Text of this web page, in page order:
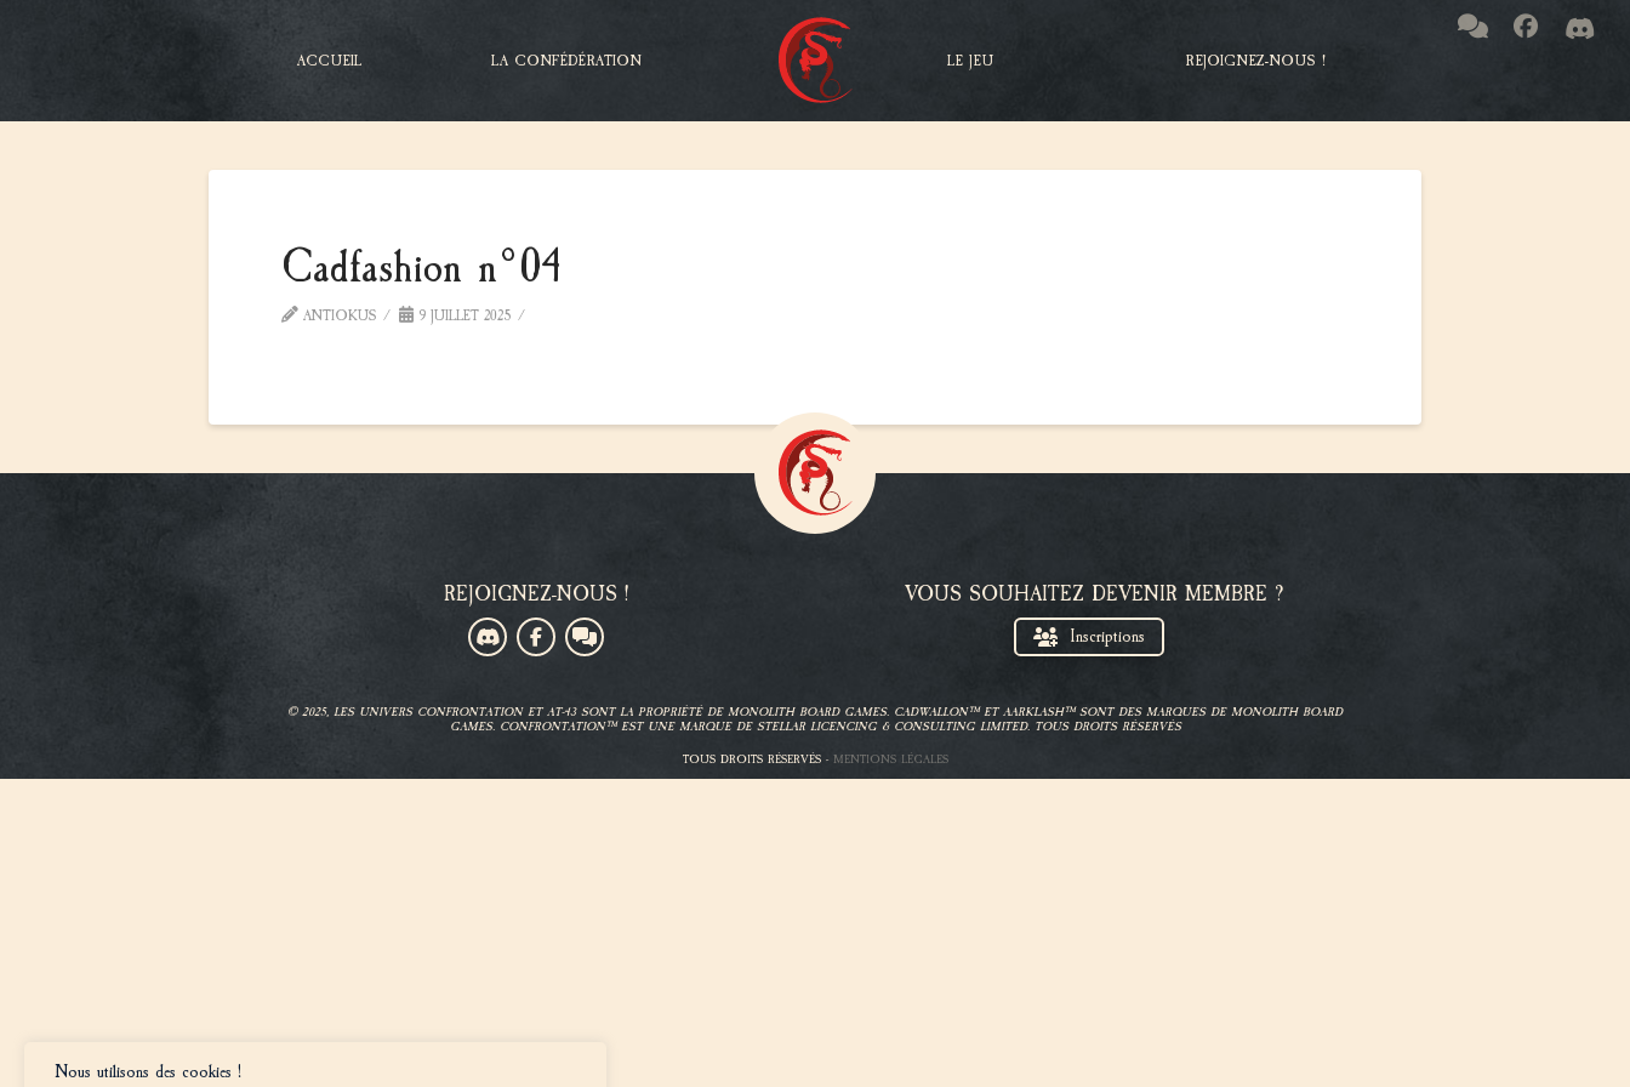
ACCUEIL LA CONFÉDÉRATION LE JEU REJOIGNEZ-NOUS !
Cadfashion n°04
ANTIOKUS 9 JUILLET 2025
REJOIGNEZ-NOUS ! VOUS SOUHAITEZ DEVENIR MEMBRE ?
Inscriptions
© 2025, LES UNIVERS CONFRONTATION ET AT-43 SONT LA PROPRIÉTÉ DE MONOLITH BOARD GAMES. CADWALLON™ ET AARKLASH™ SONT DES MARQUES DE MONOLITH BOARD
GAMES. CONFRONTATION™ EST UNE MARQUE DE STELLAR LICENCING & CONSULTING LIMITED. TOUS DROITS RÉSERVÉS
TOUS DROITS RÉSERVÉS - MENTIONS LÉGALES
Nous utilisons des cookies !